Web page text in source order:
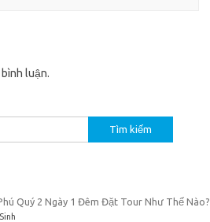
luận.
Quý 2 Ngày 1 Đêm Đặt Tour Như Thế Nào?